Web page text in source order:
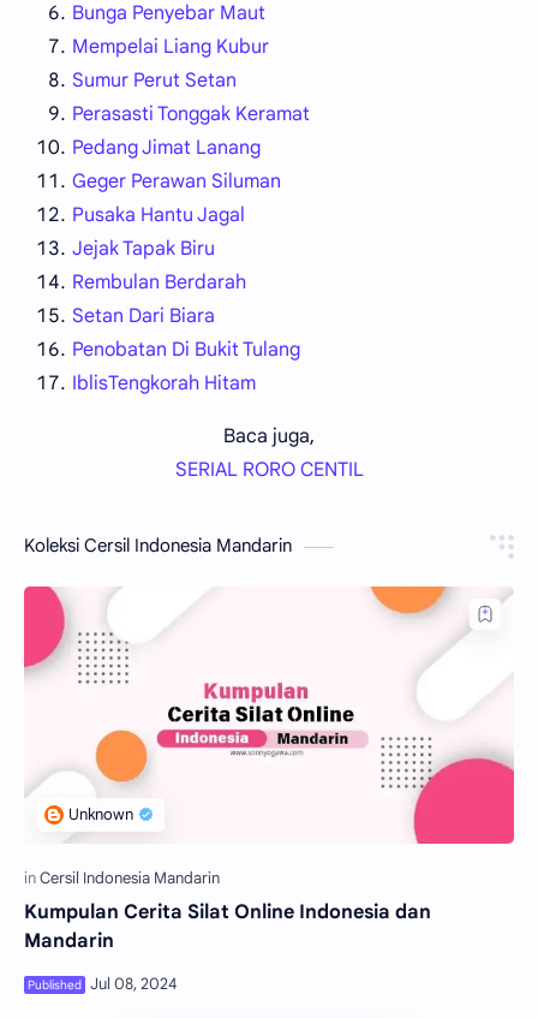
Bunga Penyebar Maut
Mempelai Liang Kubur
Sumur Perut Setan
Perasasti Tonggak Keramat
Pedang Jimat Lanang
Geger Perawan Siluman
Pusaka Hantu Jagal
Jejak Tapak Biru
Rembulan Berdarah
Setan Dari Biara
Penobatan Di Bukit Tulang
IblisTengkorah Hitam
Baca juga,
SERIAL RORO CENTIL
Koleksi Cersil Indonesia Mandarin
Kumpulan Cerita Silat Online Indonesia dan
Mandarin